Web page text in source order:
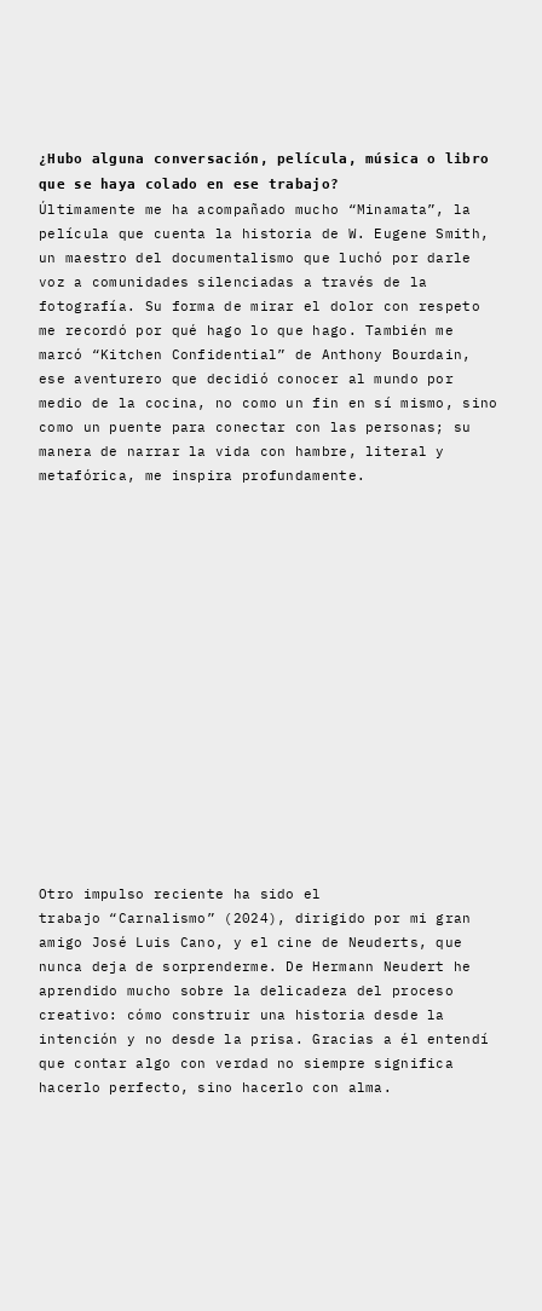
¿Hubo alguna conversación, película, música o libro
que se haya colado en ese trabajo?
Últimamente me ha acompañado mucho “Minamata”, la
película que cuenta la historia de W. Eugene Smith,
un maestro del documentalismo que luchó por darle
voz a comunidades silenciadas a través de la
fotografía. Su forma de mirar el dolor con respeto
me recordó por qué hago lo que hago. También me
marcó “Kitchen Confidential” de Anthony Bourdain,
ese aventurero que decidió conocer al mundo por
medio de la cocina, no como un fin en sí mismo, sino
como un puente para conectar con las personas; su
manera de narrar la vida con hambre, literal y
metafórica, me inspira profundamente.
Otro impulso reciente ha sido el
trabajo “Carnalismo” (2024), dirigido por mi gran
amigo José Luis Cano, y el cine de Neuderts, que
nunca deja de sorprenderme. De Hermann Neudert he
aprendido mucho sobre la delicadeza del proceso
creativo: cómo construir una historia desde la
intención y no desde la prisa. Gracias a él entendí
que contar algo con verdad no siempre significa
hacerlo perfecto, sino hacerlo con alma.